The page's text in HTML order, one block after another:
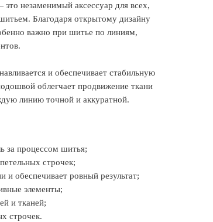
незаменимый аксессуар для всех,
Благодаря открытому дизайну
важно при шитье по линиям,
и обеспечивает стабильную
облегчает продвижение ткани
линию точной и аккуратной.
за процессом шитья;
строчек;
обеспечивает ровный результат;
элементы;
и тканей;
строчек.